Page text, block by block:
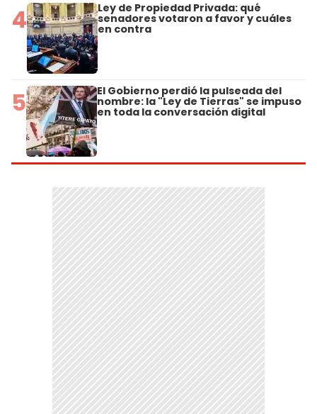
4 Ley de Propiedad Privada: qué
senadores votaron a favor y cuáles
en contra
5 El Gobierno perdió la pulseada del
nombre: la "Ley de Tierras" se impuso
en toda la conversación digital